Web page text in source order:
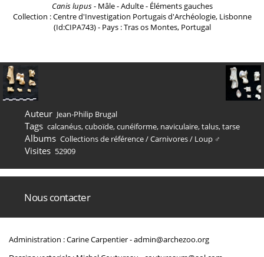
Canis lupus- Mâle - Adulte - Éléments gauches
Collection : Centre d'Investigation Portugais d'Archéologie, Lisbonne
(Id:CIPA743) - Pays : Tras os Montes, Portugal
Auteur Jean-Philip Brugal
Tags calcanéus,cuboïde,cunéiforme, naviculaire,talus,tarse
Albums Collections de référence/Carnivores/ Loup ♂
Visites 52909
Nous contacter
Administration : Carine Carpentier -admin@archezoo.org